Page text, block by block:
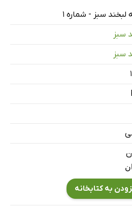
لبخند سبز - شماره 1
سبز
سبز
به کتابخانه